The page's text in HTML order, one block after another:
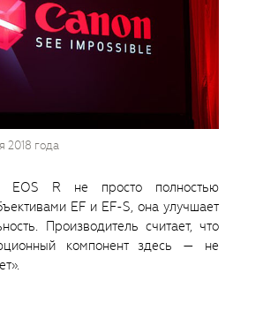
2018 года
EOS R не просто полностью
EF и EF-S, она улучшает
Производитель считает, что
компонент здесь — не